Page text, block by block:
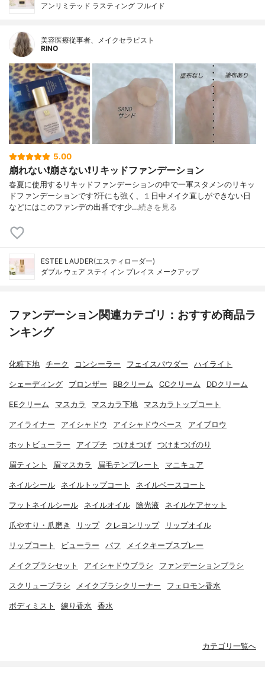
アンリミテッド ラスティング フルイド
美容医療従事者、メイクセラピスト
RINO
5.00
崩れない❗️崩さない❗️リキッドファンデーション
春夏に使用するリキッドファンデーションの中で一軍スタメンのリキッ
ドファンデーションです?汗にも強く、１日中メイク直しができない日
などにはこのファンデの出番です少…続きを見る
ESTEE LAUDER(エスティローダー)
ダブル ウェア ステイ イン プレイス メークアップ
ファンデーション関連カテゴリ：おすすめ商品ラ
ンキング
化粧下地 チーク コンシーラー フェイスパウダー ハイライト
シェーディング ブロンザー BBクリーム CCクリーム DDクリーム
EEクリーム マスカラ マスカラ下地 マスカラトップコート
アイライナー アイシャドウ アイシャドウベース アイブロウ
ホットビューラー アイプチ つけまつげ つけまつげのり
眉ティント 眉マスカラ 眉毛テンプレート マニキュア
ネイルシール ネイルトップコート ネイルベースコート
フットネイルシール ネイルオイル 除光液 ネイルケアセット
爪やすり・爪磨き リップ クレヨンリップ リップオイル
リップコート ビューラー パフ メイクキープスプレー
メイクブラシセット アイシャドウブラシ ファンデーションブラシ
スクリューブラシ メイクブラシクリーナー フェロモン香水
ボディミスト 練り香水 香水
カテゴリ一覧へ